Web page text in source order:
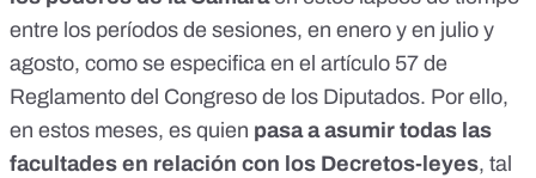
entre los períodos de sesiones, en enero y en julio y
agosto, como se especifica en el artículo 57 de
Reglamento del Congreso de los Diputados. Por ello,
en estos meses, es quien pasa a asumir todas las
facultades en relación con los Decretos-leyes, tal